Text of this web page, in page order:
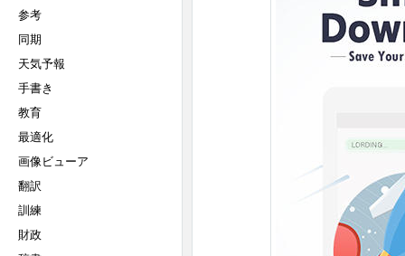
参考
同期
天気予報
手書き
教育
最適化
画像ビューア
翻訳
訓練
財政